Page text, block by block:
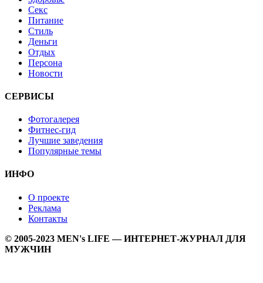
Секс
Питание
Стиль
Деньги
Отдых
Персона
Новости
СЕРВИСЫ
Фотогалерея
Фитнес-гид
Лучшие заведения
Популярные темы
ИНФО
О проекте
Реклама
Контакты
© 2005-2023 MEN's LIFE — ИНТЕРНЕТ-ЖУРНАЛ ДЛЯ
МУЖЧИН